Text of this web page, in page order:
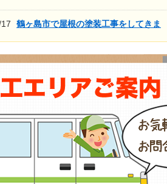
鶴ヶ島市で屋根の塗装工事をしてきま
もっと見る>>>